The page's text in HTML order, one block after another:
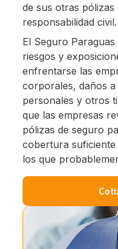
de sus otras pólizas
responsabilidad civil.
El Seguro
riesgos y
enfrentarse las
corporales, daños
personales y otros
que las empresas
pólizas de seguro
cobertura
los que